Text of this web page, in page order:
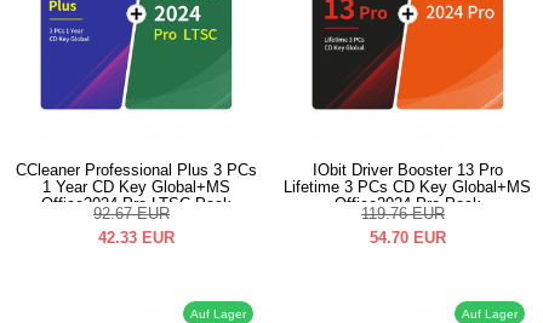
CCleaner Professional Plus 3 PCs
1 Year CD Key Global+MS
Office2024 Pro LTSC Pack
92.67 EUR
42.33 EUR
IObit Driver Booster 13 Pro
Lifetime 3 PCs CD Key Global+MS
Office2024 Pro Pack
119.76 EUR
54.70 EUR
Auf Lager Auf Lager